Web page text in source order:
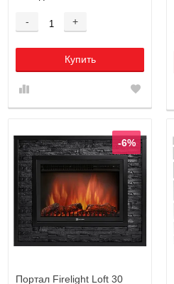
- +
Купить
-6%
Портал Firelight Loft 30